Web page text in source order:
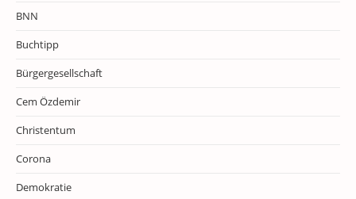
BNN
Buchtipp
Bürgergesellschaft
Cem Özdemir
Christentum
Corona
Demokratie